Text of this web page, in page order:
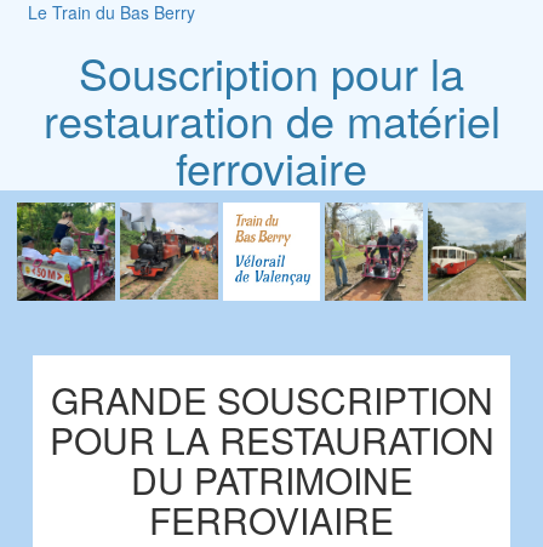
Le Train du Bas Berry
Souscription pour la
restauration de matériel
ferroviaire
GRANDE SOUSCRIPTION
POUR LA RESTAURATION
DU PATRIMOINE
FERROVIAIRE